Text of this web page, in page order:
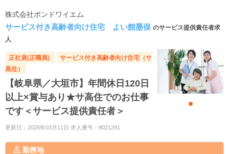
株式会社ボンドワイエム
サービス付き高齢者向け住宅 よい館墨俣 のサービス提供責任者求
人
正社員(正職員)
サービス付き高齢者向け住宅（サ
高住）
【岐阜県／大垣市】年間休日120日
以上×賞与あり★サ高住でのお仕事
です＜サービス提供責任者＞
更新日：2026年03月11日 求人番号：9021291
勤務地